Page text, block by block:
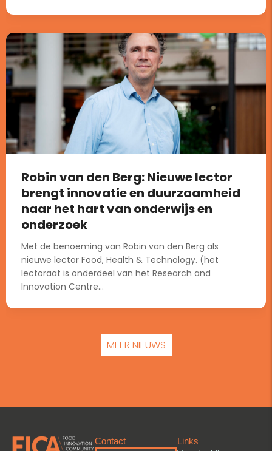
Robin van den Berg: Nieuwe lector
brengt innovatie en duurzaamheid
naar het hart van onderwijs en
onderzoek
Met de benoeming van Robin van den Berg als
nieuwe lector Food, Health & Technology. (het
lectoraat is onderdeel van het Research and
Innovation Centre...
MEER NIEUWS
Contact
Links